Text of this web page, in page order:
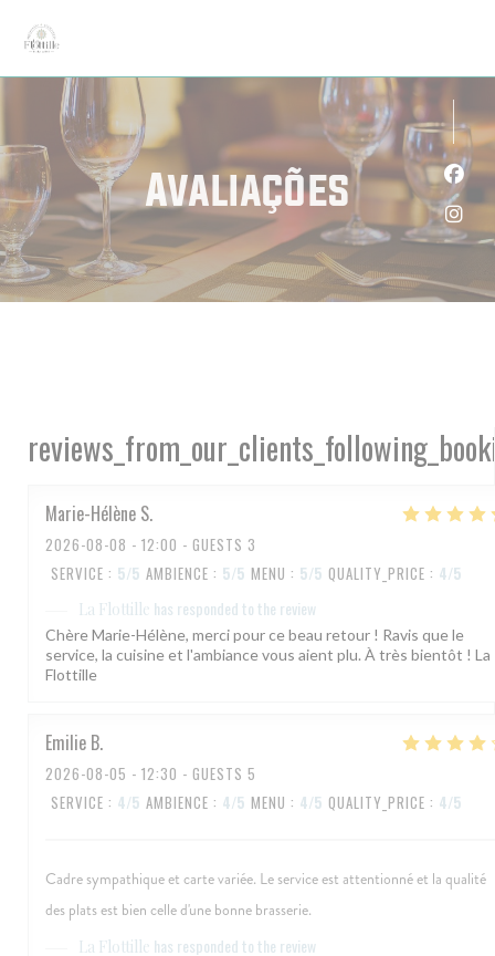
Avaliações
Marie-Hélène S
2026-08-08 - 12:00 - GUESTS 3
SERVICE : 5/5 AMBIENCE : 5/5 MENU : 5/5 QUALITY_PRICE : 4/5
La Flottille has responded to the review
Chère Marie-Hélène, merci pour ce beau retour ! Ravis que le
service, la cuisine et l'ambiance vous aient plu. À très bientôt ! La
Flottille
Emilie B
2026-08-05 - 12:30 - GUESTS 5
SERVICE : 4/5 AMBIENCE : 4/5 MENU : 4/5 QUALITY_PRICE : 4/5
Cadre sympathique et carte variée. Le service est attentionné et la qualité
des plats est bien celle d'une bonne brasserie.
La Flottille has responded to the review